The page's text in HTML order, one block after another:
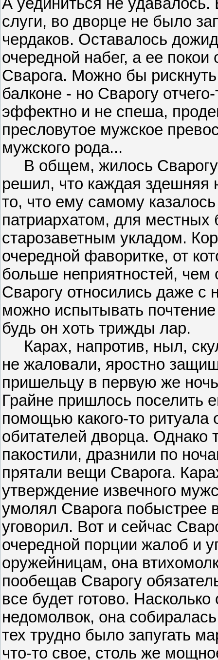
слуги, во дворце не было
чердаков. Оставалось
очередной набег, а ее
Сварога. Можно бы
балконе - но Сварогу
эффектно и не спеша,
пресловутое мужское
мужского рода...
В общем, жилось Сварогу
решил, что каждая здешняя
то, что ему самому
патриархатом, для
старозаветным укладом.
очередной фаворитке, от
больше неприятностей, чем
Сварогу относились даже с
можно испытывать
будь он хоть трижды лар.
Карах, напротив, ныл,
не жаловали, яростно
пришельцу в первую же
Грайне пришлось поселить
помощью какого-то
обитателей дворца. Однако
пакостили, дразнили по
прятали вещи Сварога.
утверждение извечного
умолял Сварога побыстрее
уговорил. Вот и сейчас
очередной порции жалоб и
оружейницам, она
пообещав Сварогу
все будет готово.
недомолвок, она
тех трудно было запугать
что-то свое, столь же